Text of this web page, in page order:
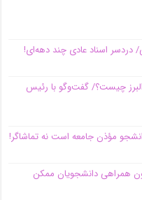
دردسر اسناد عادی چند‌ دهه‌ای!
البرز چیست؟/ گفت‌وگو با رئیس
مؤذن جامعه است نه تماشاگر!
همراهی دانشجویان ممکن